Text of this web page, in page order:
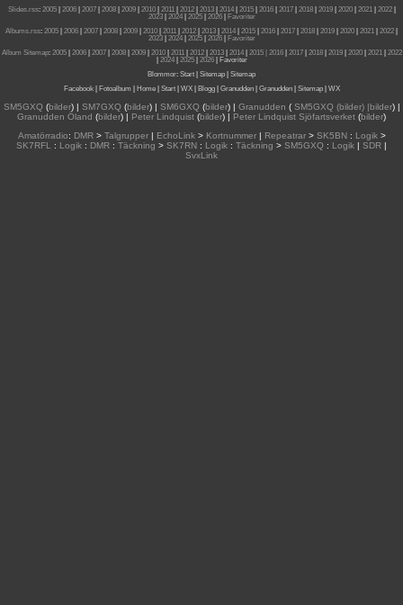
Slides.rss: 2005| 2006| 2007| 2008| 2009| 2010| 2011| 2012| 2013| 2014| 2015| 2016| 2017| 2018| 2019| 2020| 2021| 2022|
2023| 2024| 2025| 2026|
Favoriter
Albums.rss: 2005 2006 2007 2008 2009 2010 2011 2012 2013 2014 2015 2016 2017 2018 2019 2020 2021 2022
2023| 2024| 2025| 2026|
Favoriter
Album Sitemap: 2005| 2006| 2007| 2008| 2009| 2010| 2011| 2012| 2013| 2014| 2015 | 2016| 2017| 2018| 2019| 2020| 2021| 2022
2024| 2025| 2026|
Favoriter
Blommor: Start Sitemap
Sitemap
Facebook| Fotoalbum Home| Start| WX| Blogg| Granudden| Granudden| Sitemap| WX
SM5GXQ(bilder) | SM7GXQ(bilder) | SM6GXQ(bilder) | Granudden (SM5GXQ (bilder) |bilder) |
Granudden Öland (bilder) | Peter Lindquist (bilder) | Peter Lindquist Sjöfartsverket (bilder)
Amatörradio: DMR> Talgrupper| EchoLink> Kortnummer| Repeatrar> SK5BN: Logik>
SK7RFL
: Logik : DMR : Täckning > SK7RN : Logik : Täckning > SM5GXQ : Logik | SDR |
SvxLink